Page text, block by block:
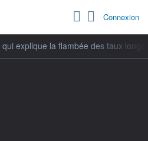
Connexion
explique la flambée des taux longs